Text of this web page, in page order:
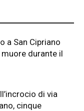
a San Cipriano
muore durante il
di via
cinque